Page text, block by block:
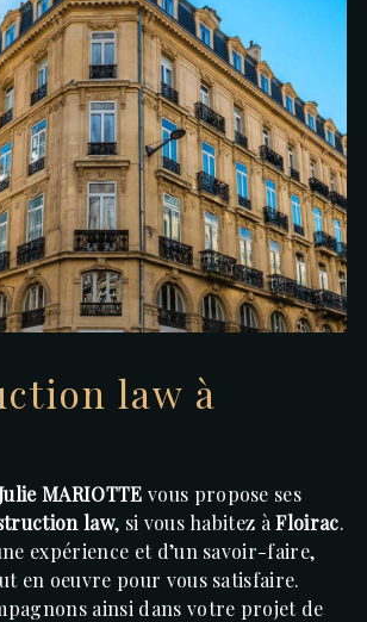
law à
MARIOTTE vous propose ses
law, si vous habitez àFloirac.
expérience et d’un savoir-faire,
en oeuvre pour vous satisfaire.
ainsi dans votre projet de